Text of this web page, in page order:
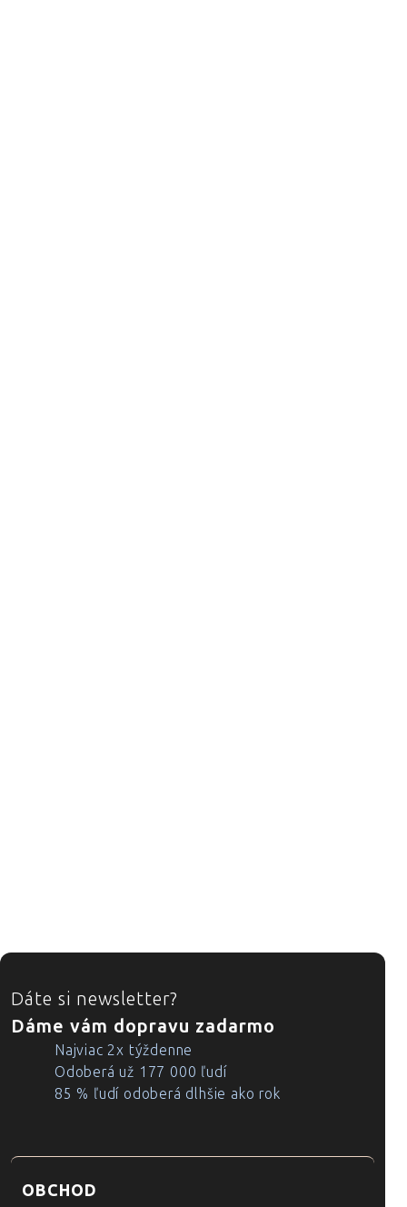
ZÁPÄTIE
Dáte si newsletter?
Dáme vám dopravu zadarmo
Najviac 2x týždenne
Odoberá už 177 000 ľudí
85 % ľudí odoberá dlhšie ako rok
OBCHOD